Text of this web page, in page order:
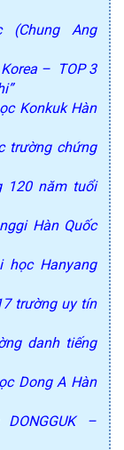
Ang
– TOP 3
Konkuk Hàn
trường chứng
năm tuổi
Hàn Quốc
Hanyang
trường uy tín
danh tiếng
Dong A Hàn
–